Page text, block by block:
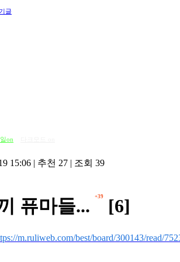
글
on
15:06 | 추천 27 | 조회 39
퓨마들... +39 [6]
m.ruliweb.com/best/board/300143/read/